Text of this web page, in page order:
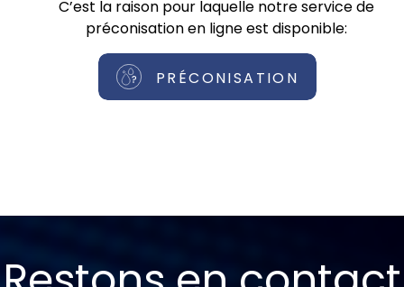
C’est la raison pour laquelle notre service de
préconisation en ligne est disponible:
PRÉCONISATION